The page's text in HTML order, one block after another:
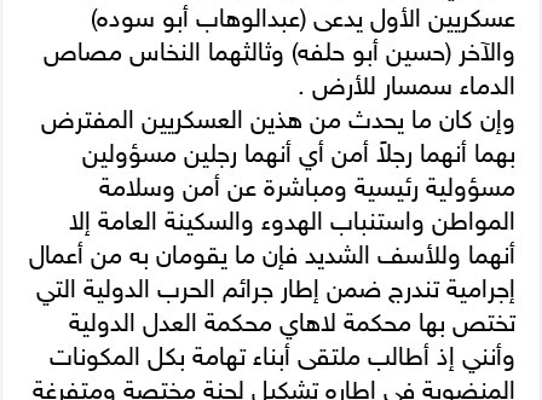
عسكريين الأول يدعى (عبدالوهاب أبو سوده)
والآخر (حسين أبو حلفه) وثالثهما النخاس مصاص
الدماء سمسار للأرض .
وإن كان ما يحدث من هذين العسكريين المفترض
بهما أنهما رجلاً أمن أي أنهما رجلين مسؤولين
مسؤولية رئيسية ومباشرة عن أمن وسلامة
المواطن واستنباب الهدوء والسكينة العامة إلا
أنهما وللأسف الشديد فإن ما يقومان به من أعمال
إجرامية تندرج ضمن إطار جرائم الحرب الدولية التي
تختص بها محكمة لاهاي محكمة العدل الدولية
وأنني إذ أطالب ملتقى أبناء تهامة بكل المكونات
المنضوية في إطاره تشكيل لجنة مختصة ومتفرغة